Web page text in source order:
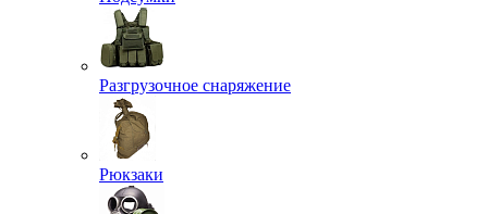
Разгрузочное снаряжение
Рюкзаки